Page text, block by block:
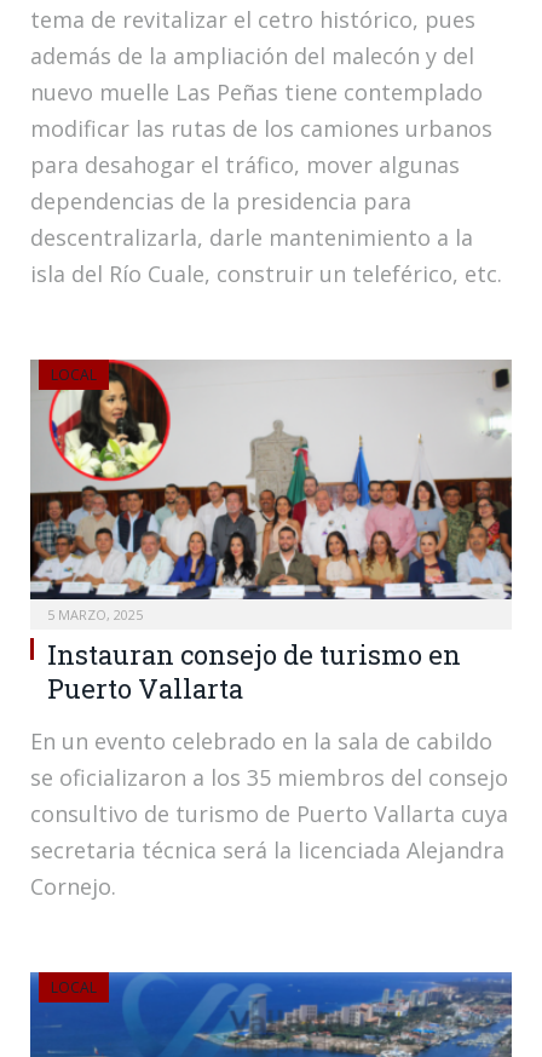
tema de revitalizar el cetro histórico, pues
además de la ampliación del malecón y del
nuevo muelle Las Peñas tiene contemplado
modificar las rutas de los camiones urbanos
para desahogar el tráfico, mover algunas
dependencias de la presidencia para
descentralizarla, darle mantenimiento a la
isla del Río Cuale, construir un teleférico, etc.
LOCAL
5 MARZO, 2025
Instauran consejo de turismo en
Puerto Vallarta
En un evento celebrado en la sala de cabildo
se oficializaron a los 35 miembros del consejo
consultivo de turismo de Puerto Vallarta cuya
secretaria técnica será la licenciada Alejandra
Cornejo.
LOCAL